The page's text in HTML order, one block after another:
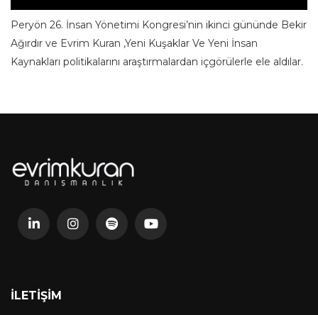
Peryön 26. İnsan Yönetimi Kongresi’nin ikinci gününde Bekir
Ağırdır ve Evrim Kuran ,Yeni Kuşaklar Ve Yeni İnsan
Kaynakları politikalarını araştırmalardan içgörülerle ele aldılar.
İLETIŞIM